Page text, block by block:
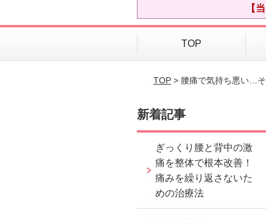
【
TOP
TOP> 腰痛で気持ち悪い…そ
新着記事
ぎっくり腰と背中の激
痛を整体で根本改善！
痛みを繰り返さないた
めの治療法